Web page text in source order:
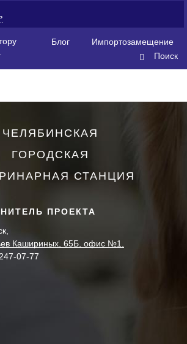
Блог
Импортозамещение
Поиск
ЧЕЛЯБИНСКАЯ
ГОРОДСКАЯ
СТАНЦИЯ
ПРОЕКТА
Кашириных, 65Б, офис №1,
07-77